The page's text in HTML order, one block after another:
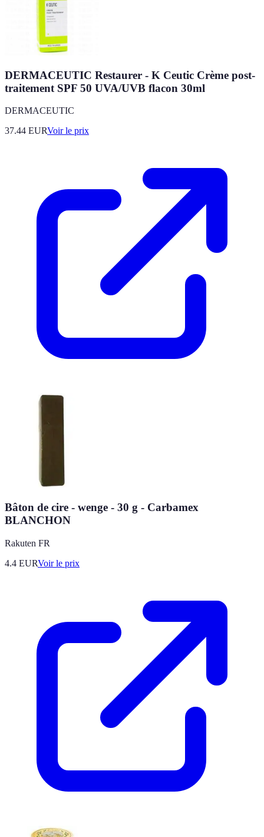
DERMACEUTIC Restaurer - K Ceutic Crème post-
traitement SPF 50 UVA/UVB flacon 30ml
DERMACEUTIC
37.44 EURVoir le prix
Bâton de cire - wenge - 30 g - Carbamex
BLANCHON
Rakuten FR
4.4 EURVoir le prix